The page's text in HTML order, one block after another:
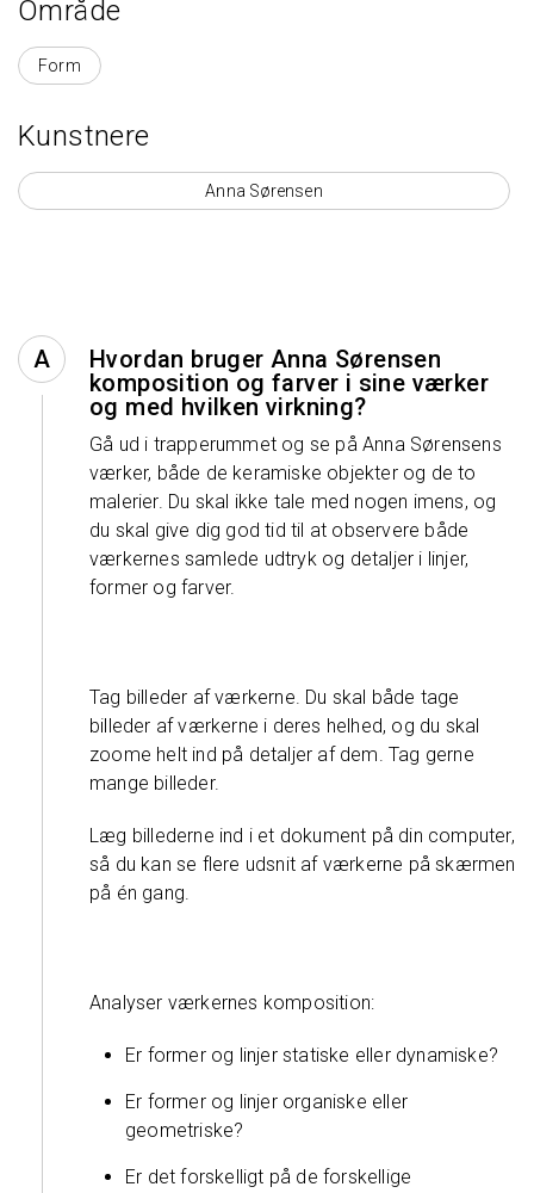
Område
Område
Form
Kunstnere
Anna Sørensen
Hvordan bruger Anna Sørensen
komposition og farver i sine værker
og med hvilken virkning?
Gå ud i trapperummet og se på Anna Sørensens
værker, både de keramiske objekter og de to
malerier. Du skal ikke tale med nogen imens, og
du skal give dig god tid til at observere både
værkernes samlede udtryk og detaljer i linjer,
former og farver.
Tag billeder af værkerne. Du skal både tage
billeder af værkerne i deres helhed, og du skal
zoome helt ind på detaljer af dem. Tag gerne
mange billeder.
Læg billederne ind i et dokument på din computer,
så du kan se flere udsnit af værkerne på skærmen
på én gang.
Analyser værkernes komposition:
Er former og linjer statiske eller dynamiske?
Er former og linjer organiske eller
geometriske?
Er det forskelligt på de forskellige